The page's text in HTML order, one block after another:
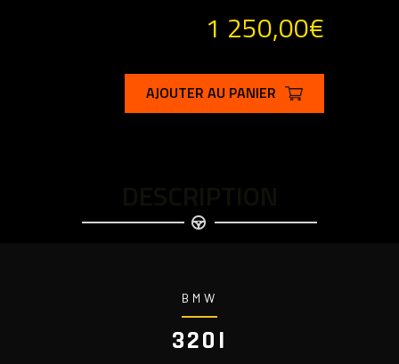
1 250,00€
AJOUTER AU PANIER
BMW
320I